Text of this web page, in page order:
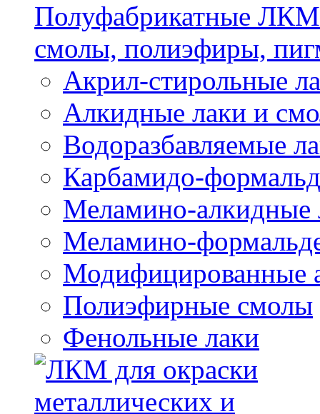
Полуфабрикатные ЛКМ
смолы, полиэфиры,
Акрил-стирольные
Алкидные лаки и
Водоразбавляемые
Карбамидо-
Меламино-алкидные
Меламино-
Модифицированные
Полиэфирные смолы
Фенольные лаки